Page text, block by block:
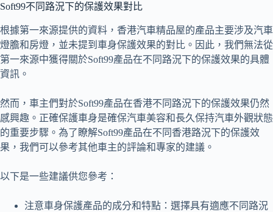
Soft99不同路況下的保護效果對比
根據第一來源提供的資料，香港汽車精品屋的產品主要涉及汽車
燈膽和房燈，並未提到車身保護效果的對比。因此，我們無法從
第一來源中獲得關於Soft99產品在不同路況下的保護效果的具體
資訊。
然而，車主們對於Soft99產品在香港不同路況下的保護效果仍然
感興趣。正確保護車身是確保汽車美容和長久保持汽車外觀狀態
的重要步驟。為了瞭解Soft99產品在不同香港路況下的保護效
果，我們可以參考其他車主的評論和專家的建議。
以下是一些建議供您參考：
注意車身保護產品的成分和特點：選擇具有適應不同路況